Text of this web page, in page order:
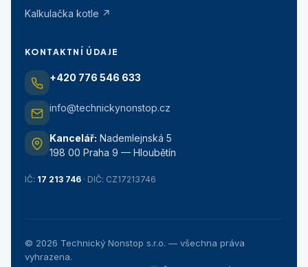
Kalkulačka kotle ↗
KONTAKTNÍ ÚDAJE
+420 776 546 633
info@technickynonstop.cz
Kancelář: Nademlejnská 5
198 00 Praha 9 — Hloubětín
IČ: 17 213 746 · DIČ: CZ17213746
© 2026 Technický Nonstop s.r.o. — všechna práva
vyhrazena.